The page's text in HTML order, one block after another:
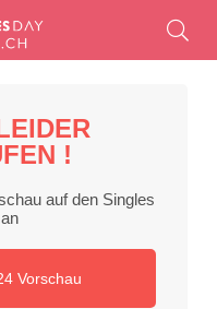
!
auf den Singles
Vorschau